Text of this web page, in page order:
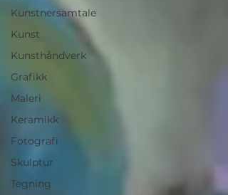
Kunstnersamtale
Kunst
Kunsthåndverk
Grafikk
Maleri
Keramikk
Fotografi
Skulptur
Tegning